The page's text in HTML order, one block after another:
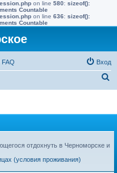
on line 580: sizeof():
Countable
on line 636: sizeof():
Countable
FAQ Вход
отдохнуть в Черноморске и
(условия проживания)